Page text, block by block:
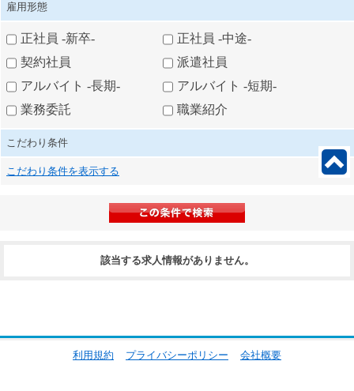
雇用形態
正社員 -新卒-
正社員 -中途-
契約社員
派遣社員
アルバイト -長期-
アルバイト -短期-
業務委託
職業紹介
こだわり条件
こだわり条件を表示する
該当する求人情報がありません。
利用規約 プライバシーポリシー 会社概要